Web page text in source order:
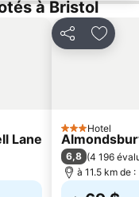
du spectacle contemporains de Glastonbury
à Bristol
Lane
Partager
3 Étoiles
Hotel
6,8 (4 196
à 11.5 km de